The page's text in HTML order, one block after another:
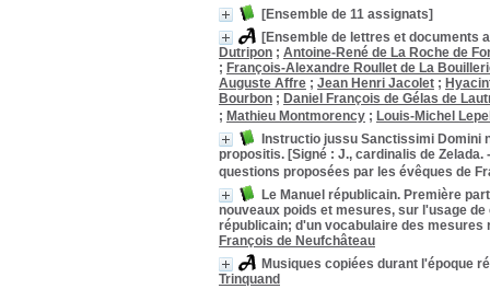
[Ensemble de 11 assignats]
[Ensemble de lettres et documents
Dutripon ; Antoine-René de La Roche de
; François-Alexandre Roullet de La
Auguste Affre ; Jean Henri Jacolet ;
Bourbon ; Daniel François de Gélas de
; Mathieu Montmorency ; Louis-Michel
Instructio jussu Sanctissimi Domini
propositis. [Signé : J., cardinalis de
questions proposées par les évêques de
Le Manuel républicain. Première
nouveaux poids et mesures, sur l'usage
républicain; d'un vocabulaire des
François de Neufchâteau
Musiques copiées durant l'époque
Trinquand